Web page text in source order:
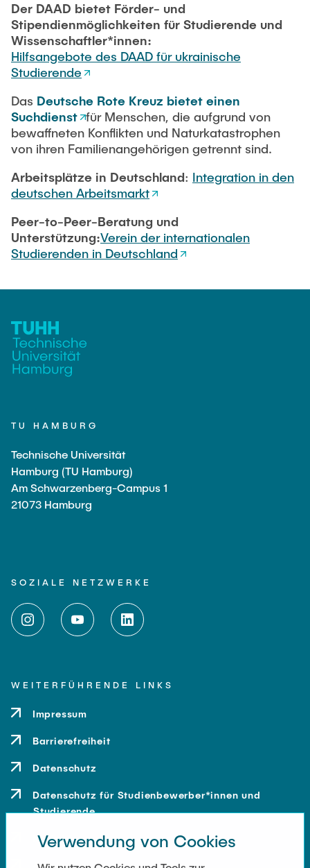
Der DAAD bietet Förder- und
Stipendienmöglichkeiten für Studierende und
Wissenschaftler*innen:
Hilfsangebote des DAAD für ukrainische
Studierende
Das Deutsche Rote Kreuz bietet einen
Suchdienst für Menschen, die aufgrund von
bewaffneten Konflikten und Naturkatastrophen
von ihren Familienangehörigen getrennt sind.
Arbeitsplätze in Deutschland: Integration in den
deutschen Arbeitsmarkt
Peer-to-Peer-Beratung und
Unterstützung:Verein der internationalen
Studierenden in Deutschland
TU HAMBURG
Technische Universität
Hamburg (TU Hamburg)
Am Schwarzenberg-Campus 1
21073 Hamburg
SOZIALE NETZWERKE
WEITERFÜHRENDE LINKS
Impressum
Barrierefreiheit
Datenschutz
Datenschutz für Studienbewerber*innen und
Studierende
Kontakt
Anfahrt
Verwendung von Cookies